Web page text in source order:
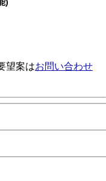
望案はお問い合わせ